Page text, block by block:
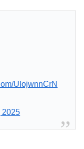
UlojwnnCrN
2025